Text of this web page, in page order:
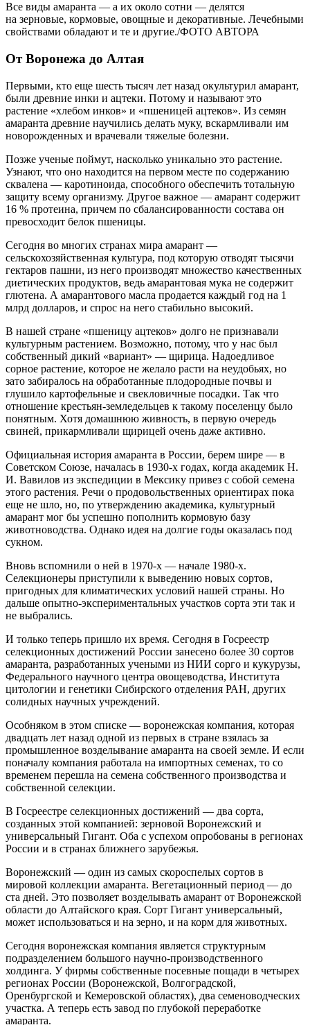
Все виды амаранта — а их около сотни — делятся
на зерновые, кормовые, овощные и декоративные. Лечебными
свойствами обладают и те и другие./ФОТО АВТОРА
От Воронежа до Алтая
Первыми, кто еще шесть тысяч лет назад окультурил амарант,
были древние инки и ацтеки. Потому и называют это
растение «хлебом инков» и «пшеницей ацтеков». Из семян
амаранта древние на­учились делать муку, вскармливали им
новорожденных и врачевали тяжелые болезни.
Позже ученые поймут, насколько уникально это растение.
Узнают, что оно находится на первом месте по содержанию
сквалена — каротиноида, способного обеспечить тотальную
защиту всему организму. Другое важное — амарант содержит
16 % протеина, причем по сбалансированности состава он
превосходит белок пшеницы.
Сегодня во многих странах мира амарант —
сельскохозяйственная культура, под которую отводят тысячи
гектаров пашни, из него производят множество качественных
диетических продуктов, ведь амарантовая мука не содержит
глютена. А амарантового масла продается каждый год на 1
млрд долларов, и спрос на него стабильно высокий.
В нашей стране «пшеницу ацтеков» долго не признавали
культурным растением. Возможно, потому, что у нас был
собственный дикий «вариант» — щирица. Надоедливое
сорное растение, которое не желало расти на неудобьях, но
зато забиралось на обработанные плодородные почвы и
глушило картофельные и свекловичные посадки. Так что
отношение крестьян-земледельцев к такому поселенцу было
понятным. Хотя домашнюю живность, в первую очередь
свиней, прикармливали щирицей очень даже активно.
Официальная история амаранта в России, берем шире — в
Советском Союзе, началась в 1930‑х годах, когда академик Н.
И. Вавилов из экспедиции в Мексику привез с собой семена
этого растения. Речи о продовольственных ориентирах пока
еще не шло, но, по утверждению академика, культурный
амарант мог бы успешно пополнить кормовую базу
животноводства. Однако идея на долгие годы оказалась под
сукном.
Вновь вспомнили о ней в 1970‑х — начале 1980‑х.
Селекционеры приступили к выведению новых сортов,
пригодных для климатических условий нашей страны. Но
дальше опытно-экспериментальных участков сорта эти так и
не выбрались.
И только теперь пришло их время. Сегодня в Госреестр
селекционных достижений России занесено более 30 сортов
амаранта, разработанных учеными из НИИ сорго и кукурузы,
Федерального научного центра овощеводства, Института
цитологии и генетики Сибирского отделения РАН, других
солидных научных учреждений.
Особняком в этом списке — воронежская компания, которая
двадцать лет назад одной из первых в стране взялась за
промышленное возделывание амаранта на своей земле. И если
поначалу компания работала на импортных семенах, то со
временем перешла на семена собственного производства и
собственной селекции.
В Госреестре селекционных достижений — два сорта,
созданных этой компанией: зерновой Воронежский и
универсальный Гигант. Оба с успехом опробованы в регионах
России и в странах ближнего зарубежья.
Воронежский — один из самых скороспелых сортов в
мировой коллекции амаранта. Вегетационный период — до
ста дней. Это позволяет возделывать амарант от Воронежской
области до Алтайского края. Сорт Гигант универсальный,
может использоваться и на зерно, и на корм для животных.
Сегодня воронежская компания является структурным
подразделением большого научно-производственного
холдинга. У фирмы собственные посевные пощади в четырех
регионах России (Воронежской, Волгоградской,
Оренбургской и Кемеровской областях), два семеноводческих
участка. А теперь есть завод по глубокой переработке
амаранта.